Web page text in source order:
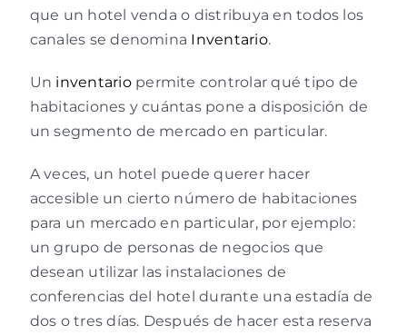
que un hotel venda o distribuya en todos los
canales se denomina Inventario.
Un inventariopermite controlar qué tipo de
habitaciones y cuántas pone a disposición de
un segmento de mercado en particular.
A veces, un hotel puede querer hacer
accesible un cierto número de habitaciones
para un mercado en particular, por ejemplo:
un grupo de personas de negocios que
desean utilizar las instalaciones de
conferencias del hotel durante una estadía de
dos o tres días. Después de hacer esta reserva